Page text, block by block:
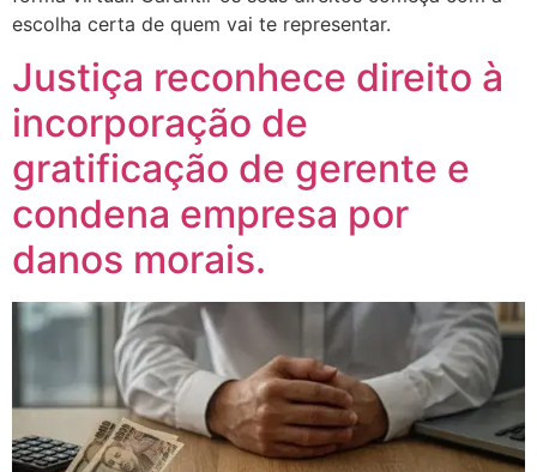
escolha certa de quem vai te representar.
Justiça reconhece direito à
incorporação de
gratificação de gerente e
condena empresa por
danos morais.